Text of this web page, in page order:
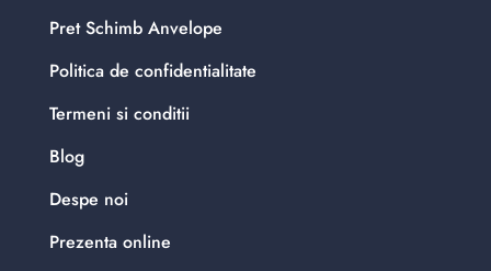
Pret Schimb Anvelope
Politica de confidentialitate
Termeni si conditii
Blog
Despe noi
Prezenta online